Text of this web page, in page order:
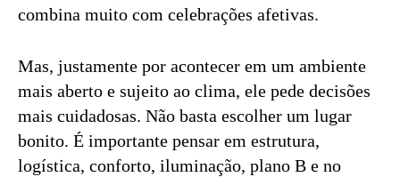
combina muito com celebrações afetivas.
Mas, justamente por acontecer em um ambiente
mais aberto e sujeito ao clima, ele pede decisões
mais cuidadosas. Não basta escolher um lugar
bonito. É importante pensar em estrutura,
logística, conforto, iluminação, plano B e no